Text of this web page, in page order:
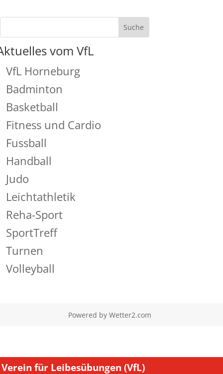
vom VfL
VfL Horneburg
Badminton
Basketball
Fitness und Cardio
Fussball
Handball
Judo
Leichtathletik
Reha-Sport
SportTreff
Turnen
Volleyball
Powered by Wetter2.com
Verein für Leibesübungen (VfL)